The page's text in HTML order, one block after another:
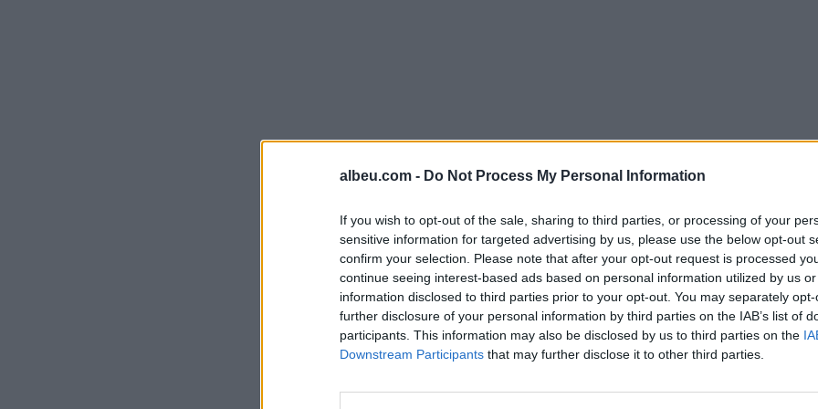
albeu.com - Do Not Process My Personal Information
If you wish to opt-out of the sale, sharing to third parties, or processing of your
sensitive information for targeted advertising by us, please use the below opt-out
confirm your selection. Please note that after your opt-out request is processed
continue seeing interest-based ads based on personal information utilized by us
information disclosed to third parties prior to your opt-out. You may separately
further disclosure of your personal information by third parties on the IAB’s list of
participants. This information may also be disclosed by us to third parties on the
Downstream Participants that may further disclose it to other third parties.